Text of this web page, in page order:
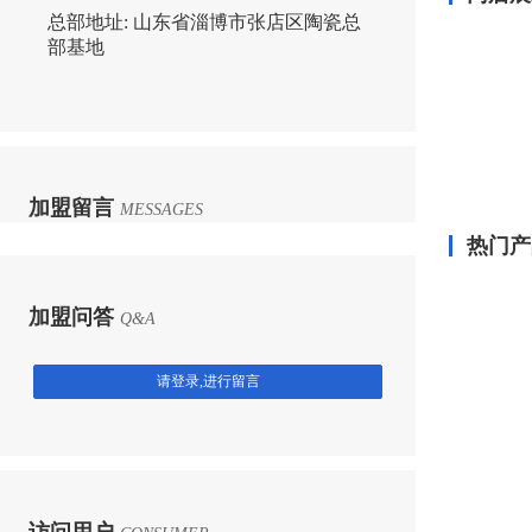
总部地址: 山东省淄博市张店区陶瓷总
部基地
加盟留言 MESSAGES
加盟问答 Q&A
请登录,进行留言
热门